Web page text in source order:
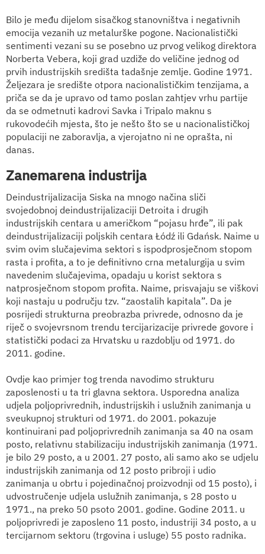
Bilo je među dijelom sisačkog stanovništva i negativnih
emocija vezanih uz metalurške pogone. Nacionalistički
sentimenti vezani su se posebno uz prvog velikog direktora
Norberta Vebera, koji grad uzdiže do veličine jednog od
prvih industrijskih središta tadašnje zemlje. Godine 1971.
Željezara je središte otpora nacionalističkim tenzijama, a
priča se da je upravo od tamo poslan zahtjev vrhu partije
da se odmetnuti kadrovi Savka i Tripalo maknu s
rukovodećih mjesta, što je nešto što se u nacionalističkoj
populaciji ne zaboravlja, a vjerojatno ni ne oprašta, ni
danas.
Zanemarena industrija
Deindustrijalizacija Siska na mnogo načina sliči
svojedobnoj deindustrijalizaciji Detroita i drugih
industrijskih centara u američkom “pojasu hrđe”, ili pak
deindustrijalizaciji poljskih centara Łódź ili Gdańsk. Naime u
svim ovim slučajevima sektori s ispodprosječnom stopom
rasta i profita, a to je definitivno crna metalurgija u svim
navedenim slučajevima, opadaju u korist sektora s
natprosječnom stopom profita. Naime, prisvajaju se viškovi
koji nastaju u području tzv. “zaostalih kapitala”. Da je
posrijedi strukturna preobrazba privrede, odnosno da je
riječ o svojevrsnom trendu tercijarizacije privrede govore i
statistički podaci za Hrvatsku u razdoblju od 1971. do
2011. godine.
Ovdje kao primjer tog trenda navodimo strukturu
zaposlenosti u ta tri glavna sektora. Usporedna analiza
udjela poljoprivrednih, industrijskih i uslužnih zanimanja u
sveukupnoj strukturi od 1971. do 2001. pokazuje
kontinuirani pad poljoprivrednih zanimanja sa 40 na osam
posto, relativnu stabilizaciju industrijskih zanimanja (1971.
je bilo 29 posto, a u 2001. 27 posto, ali samo ako se udjelu
industrijskih zanimanja od 12 posto pribroji i udio
zanimanja u obrtu i pojedinačnoj proizvodnji od 15 posto), i
udvostručenje udjela uslužnih zanimanja, s 28 posto u
1971., na preko 50 psoto 2001. godine. Godine 2011. u
poljoprivredi je zaposleno 11 posto, industriji 34 posto, a u
tercijarnom sektoru (trgovina i usluge) 55 posto radnika.